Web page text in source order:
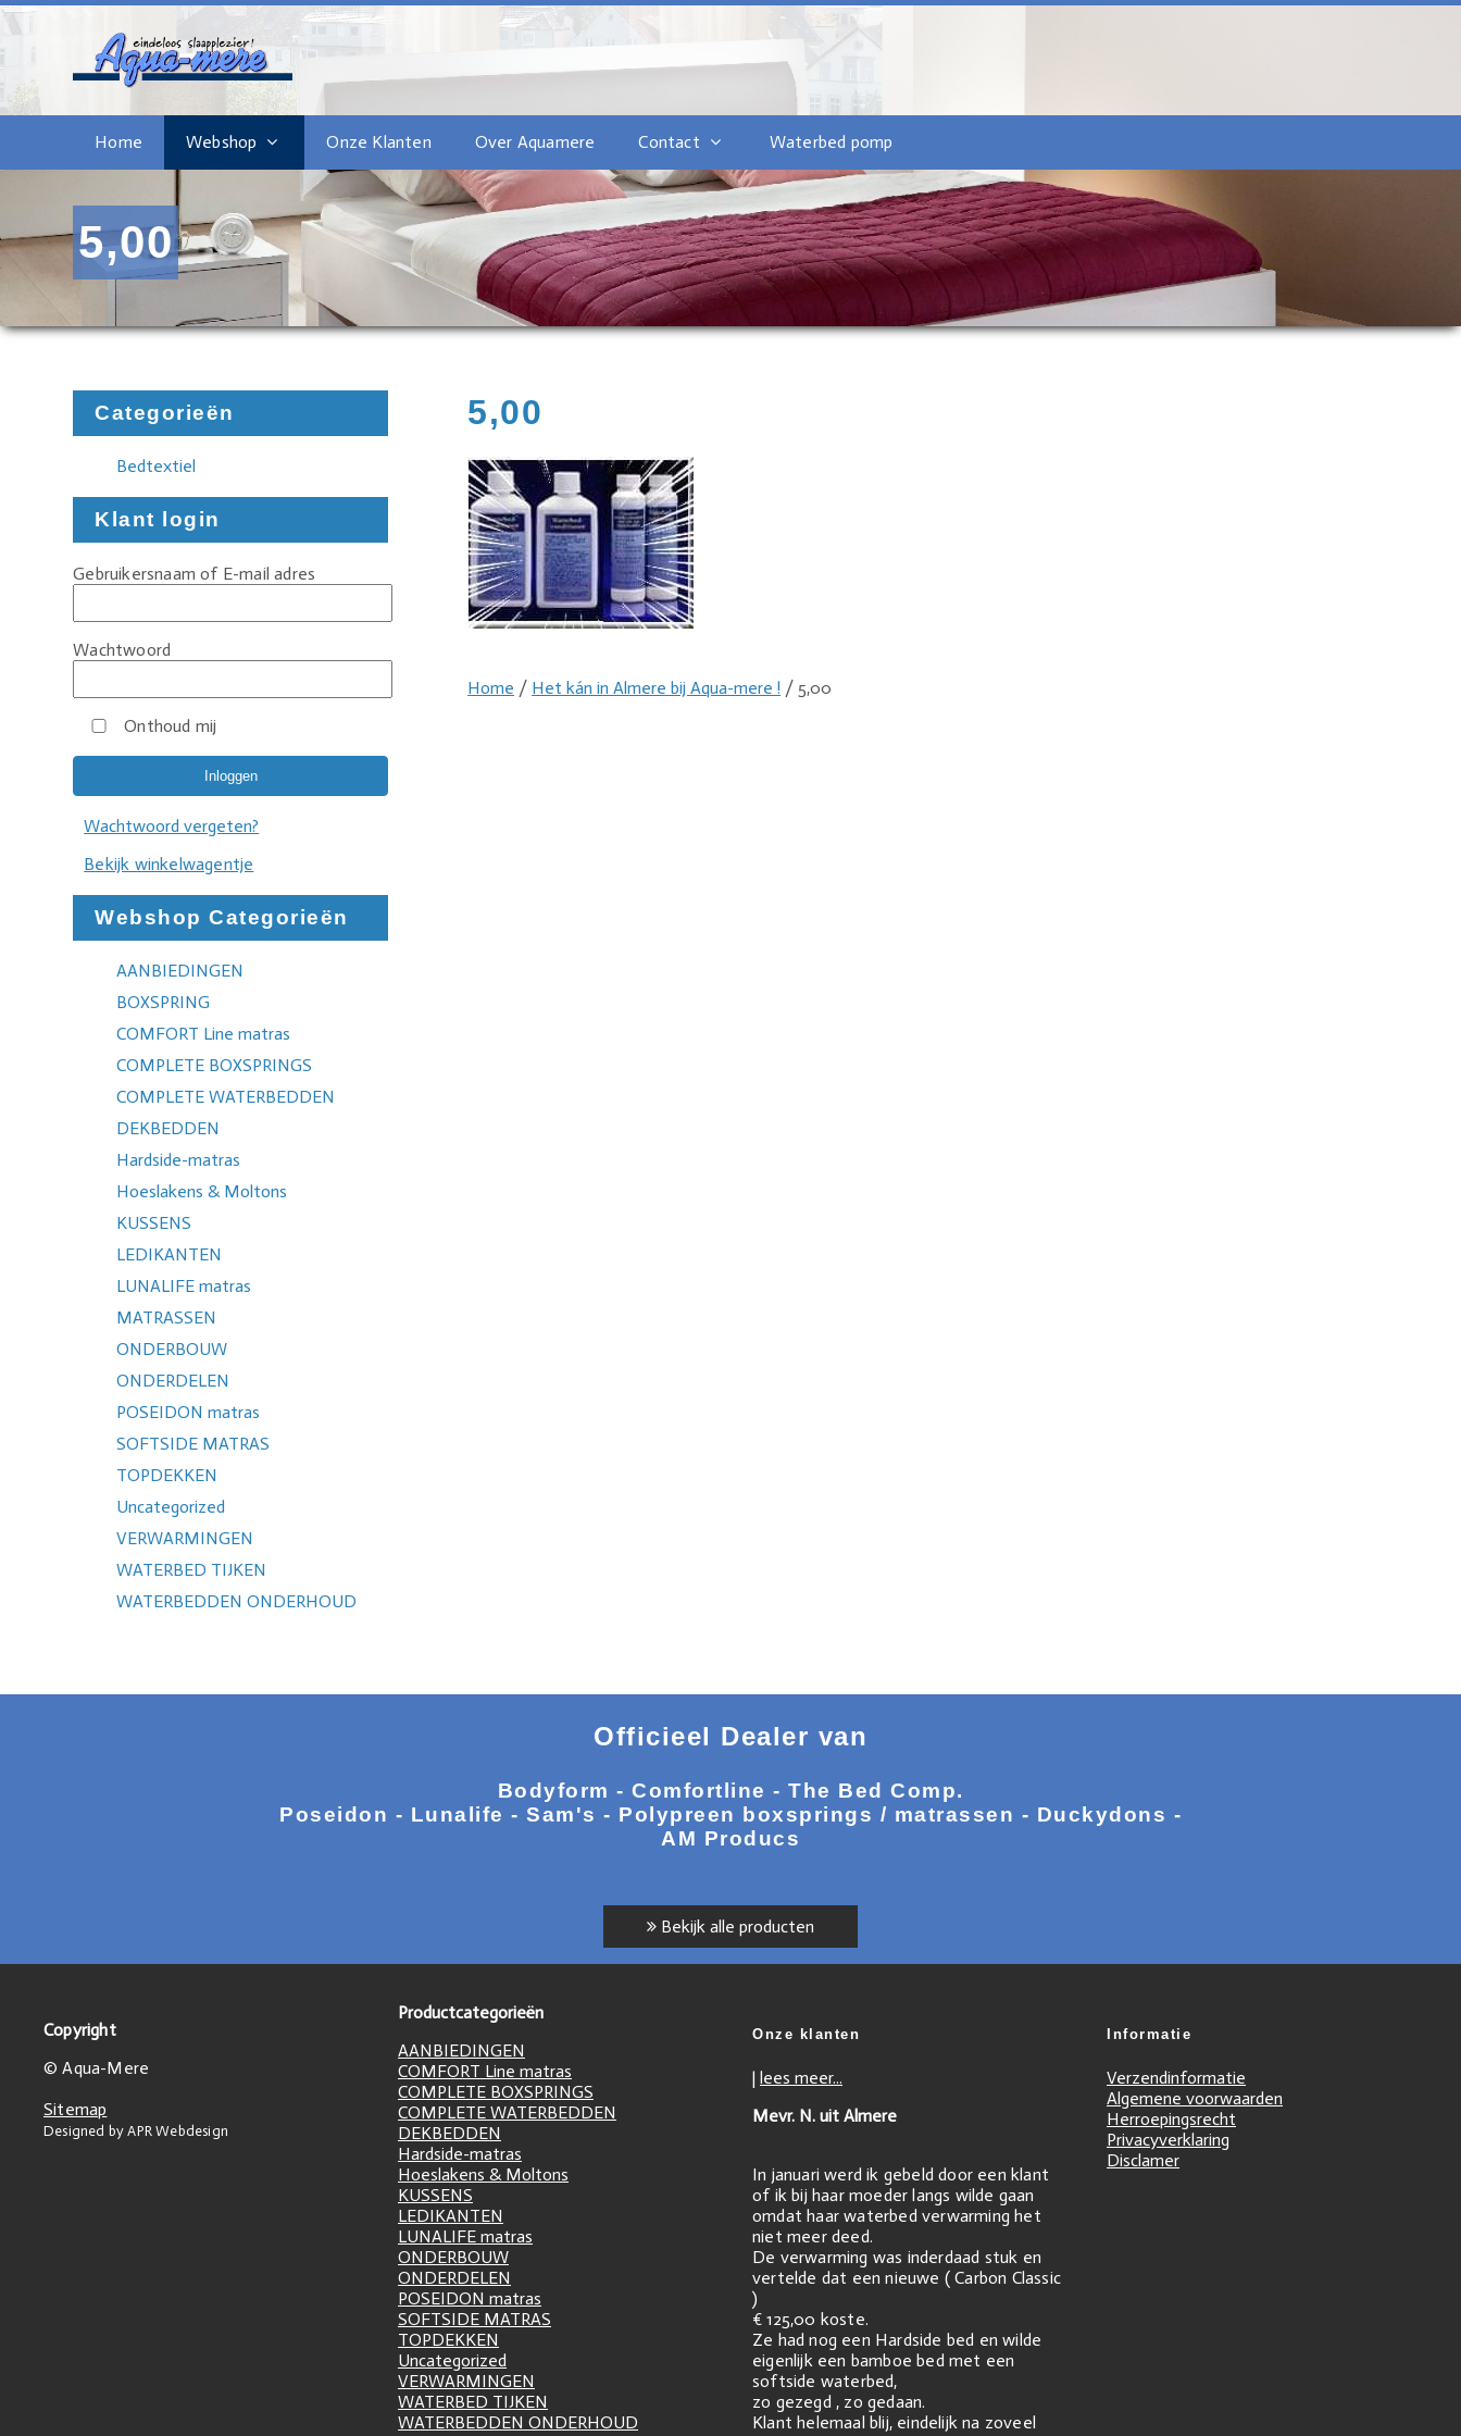
Home Webshop Onze Klanten Over Aquamere Contact Waterbed pomp
5,00
Categorieën
Bedtextiel
Klant login
Gebruikersnaam of E-mail adres
Wachtwoord
Onthoud mij
Wachtwoord vergeten?
Bekijk winkelwagentje
Webshop Categorieën
AANBIEDINGEN
BOXSPRING
COMFORT Line matras
COMPLETE BOXSPRINGS
COMPLETE WATERBEDDEN
DEKBEDDEN
Hardside-matras
Hoeslakens & Moltons
KUSSENS
LEDIKANTEN
LUNALIFE matras
MATRASSEN
ONDERBOUW
ONDERDELEN
POSEIDON matras
SOFTSIDE MATRAS
TOPDEKKEN
Uncategorized
VERWARMINGEN
WATERBED TIJKEN
WATERBEDDEN ONDERHOUD
5,00
Home / Het kán in Almere bij Aqua-mere ! / 5,00
Officieel Dealer van
Bodyform - Comfortline - The Bed Comp.
Poseidon - Lunalife - Sam's - Polypreen boxsprings / matrassen - Duckydons -
AM Producs
Bekijk alle producten
Copyright
© Aqua-Mere
Sitemap
Designed by APR Webdesign
Productcategorieën
AANBIEDINGEN
COMFORT Line matras
COMPLETE BOXSPRINGS
COMPLETE WATERBEDDEN
DEKBEDDEN
Hardside-matras
Hoeslakens & Moltons
KUSSENS
LEDIKANTEN
LUNALIFE matras
ONDERBOUW
ONDERDELEN
POSEIDON matras
SOFTSIDE MATRAS
TOPDEKKEN
Uncategorized
VERWARMINGEN
WATERBED TIJKEN
WATERBEDDEN ONDERHOUD
Onze klanten
| lees meer...
Mevr. N. uit Almere
In januari werd ik gebeld door een klant
of ik bij haar moeder langs wilde gaan
omdat haar waterbed verwarming het
niet meer deed.
De verwarming was inderdaad stuk en
vertelde dat een nieuwe ( Carbon Classic
)
€ 125,00 koste.
Ze had nog een Hardside bed en wilde
eigenlijk een bamboe bed met een
softside waterbed,
zo gezegd , zo gedaan.
Klant helemaal blij, eindelijk na zoveel
Informatie
Verzendinformatie
Algemene voorwaarden
Herroepingsrecht
Privacyverklaring
Disclamer